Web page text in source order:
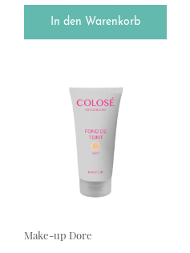
In den Warenkorb
Make-up Dore